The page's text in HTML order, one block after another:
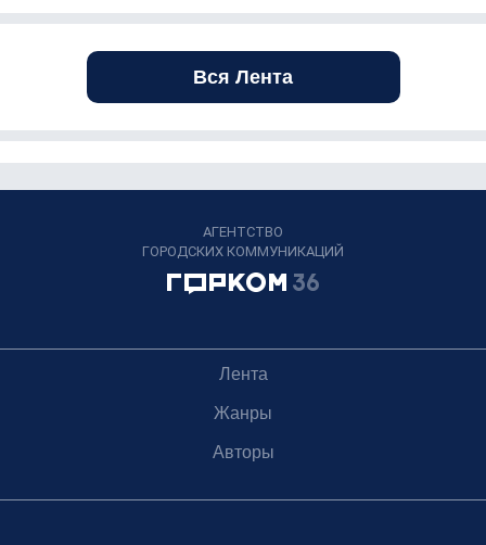
Вся Лента
АГЕНТСТВО
ГОРОДСКИХ КОММУНИКАЦИЙ
Лента
Жанры
Авторы